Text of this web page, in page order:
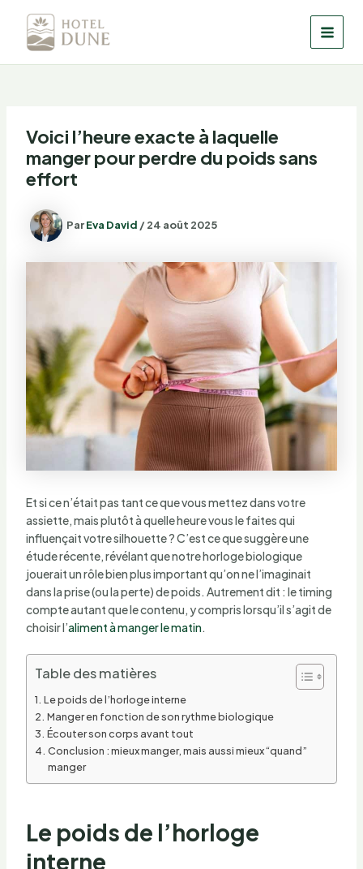
contenu
Voici l’heure exacte à laquelle
manger pour perdre du poids sans
effort
ParEva David /24 août 2025
Et si ce n’était pas tant ce que vous mettez dans votre
assiette, mais plutôt à quelle heure vous le faites qui
influençait votre silhouette ? C’est ce que suggère une
étude récente, révélant que notre horloge biologique
jouerait un rôle bien plus important qu’on ne l’imaginait
dans la prise (ou la perte) de poids. Autrement dit : le timing
compte autant que le contenu, y compris lorsqu’il s’agit de
choisir l’aliment à manger le matin
Table des matières
Le poids de l’horloge interne
Manger en fonction de son rythme biologique
Écouter son corps avant tout
Conclusion : mieux manger, mais aussi mieux “quand”
manger
Le poids de l’horloge
interne